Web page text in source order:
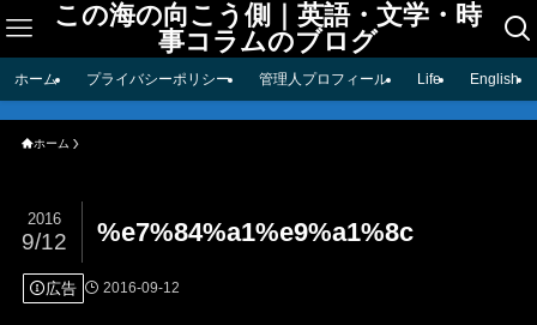
この海の向こう側｜英語・文学・時
事コラムのブログ
ホーム プライバシーポリシー 管理人プロフィール Life English
ホーム
%e7%84%a1%e9%a1%8c
2016
9/12
広告 2016-09-12